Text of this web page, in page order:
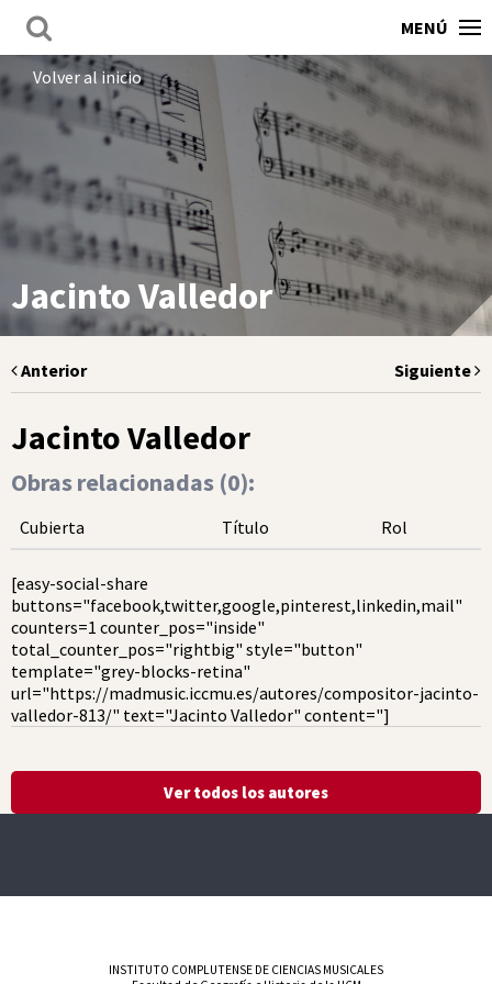
MENÚ
Volver al inicio
Jacinto Valledor
Anterior Siguiente
Jacinto Valledor
Obras relacionadas (0):
Cubierta Título Rol
[easy-social-share
buttons="facebook,twitter,google,pinterest,linkedin,mail"
counters=1 counter_pos="inside"
total_counter_pos="rightbig" style="button"
template="grey-blocks-retina"
url="https://madmusic.iccmu.es/autores/compositor-jacinto-
valledor-813/" text="Jacinto Valledor" content="]
Ver todos los autores
INSTITUTO COMPLUTENSE DE CIENCIAS MUSICALES